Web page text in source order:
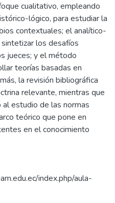
cualitativo, empleando
lógico, para estudiar la
contextuales; el analítico-
los desafíos
jueces; y el método
teorías basadas en
la revisión bibliográfica
relevante, mientras que
estudio de las normas
teórico que pone en
en el conocimiento
index.php/aula-